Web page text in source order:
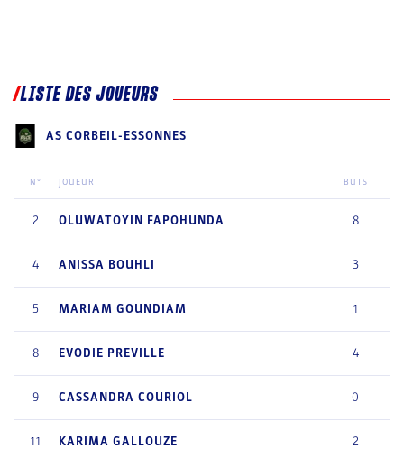
LISTE DES JOUEURS
AS CORBEIL-ESSONNES
N° JOUEUR BUTS
2 OLUWATOYIN FAPOHUNDA 8
4 ANISSA BOUHLI 3
5 MARIAM GOUNDIAM 1
8 EVODIE PREVILLE 4
9 CASSANDRA COURIOL 0
11 KARIMA GALLOUZE 2